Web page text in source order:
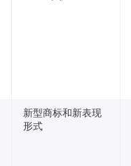
新型商标和新表现
形式